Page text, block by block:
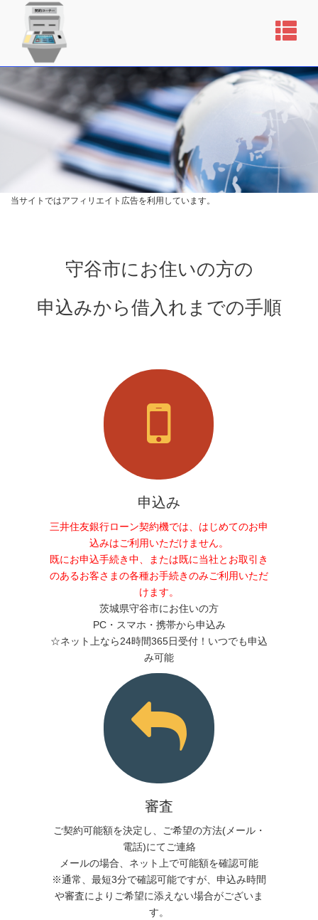
当サイトではアフィリエイト広告を利用しています。
守谷市にお住いの方の
申込みから借入れまでの手順
申込み
三井住友銀行ローン契約機では、はじめてのお申
込みはご利用いただけません。
既にお申込手続き中、または既に当社とお取引き
のあるお客さまの各種お手続きのみご利用いただ
けます。
茨城県守谷市にお住いの方
PC・スマホ・携帯から申込み
☆ネット上なら24時間365日受付！いつでも申込
み可能
審査
ご契約可能額を決定し、ご希望の方法(メール・
電話)にてご連絡
メールの場合、ネット上で可能額を確認可能
※通常、最短3分で確認可能ですが、申込み時間
や審査によりご希望に添えない場合がございま
す。